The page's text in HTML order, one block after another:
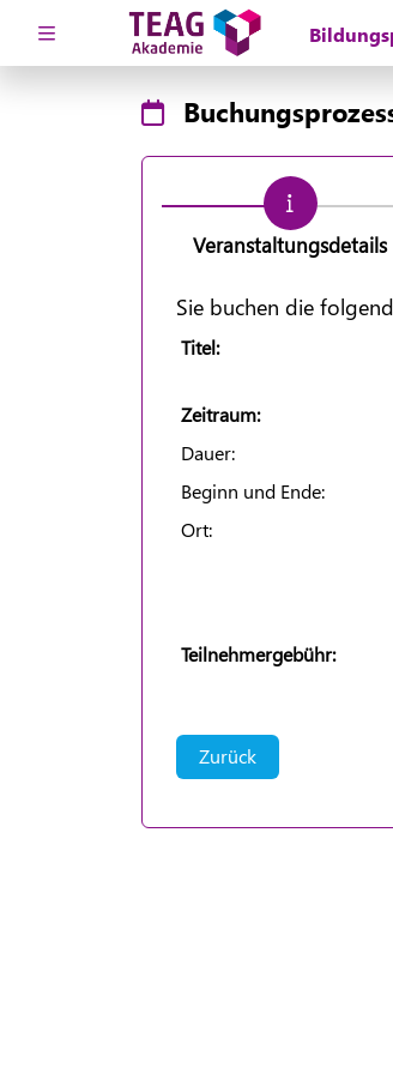
Zuklappen
Veranstaltungsdetails
Sie buchen die
Titel:
Zeitraum:
Dauer:
Beginn und Ende:
Ort:
Teilnehmergebühr:
Zurück